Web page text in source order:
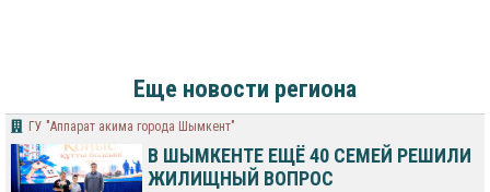
Еще новости региона
​ГУ "Аппарат акима города Шымкент"
В ШЫМКЕНТЕ ЕЩЁ 40 СЕМЕЙ РЕШИЛИ
ЖИЛИЩНЫЙ ВОПРОС